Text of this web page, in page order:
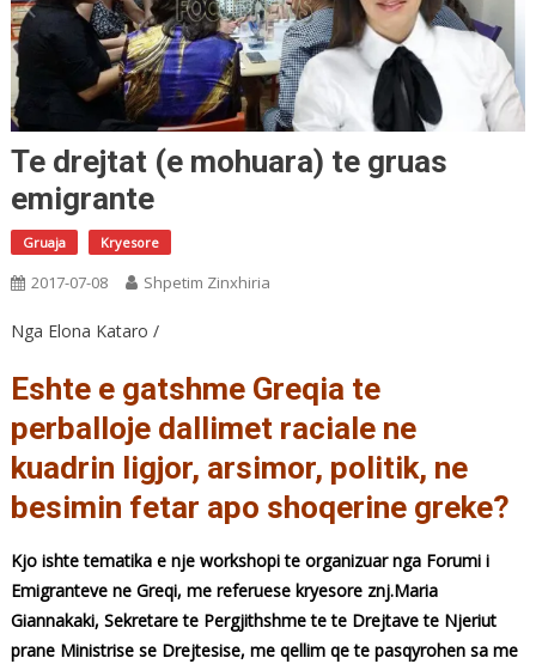
Te drejtat (e mohuara) te gruas
emigrante
Gruaja Kryesore
2017-07-08 Shpetim Zinxhiria
Nga Elona Kataro /
Eshte e gatshme Greqia te
perballoje dallimet raciale ne
kuadrin ligjor, arsimor, politik, ne
besimin fetar apo shoqerine greke?
Kjo ishte tematika e nje workshopi te organizuar nga Forumi i
Emigranteve ne Greqi, me referuese kryesore znj.Maria
Giannakaki, Sekretare te Pergjithshme te te Drejtave te Njeriut
prane Ministrise se Drejtesise, me qellim qe te pasqyrohen sa me